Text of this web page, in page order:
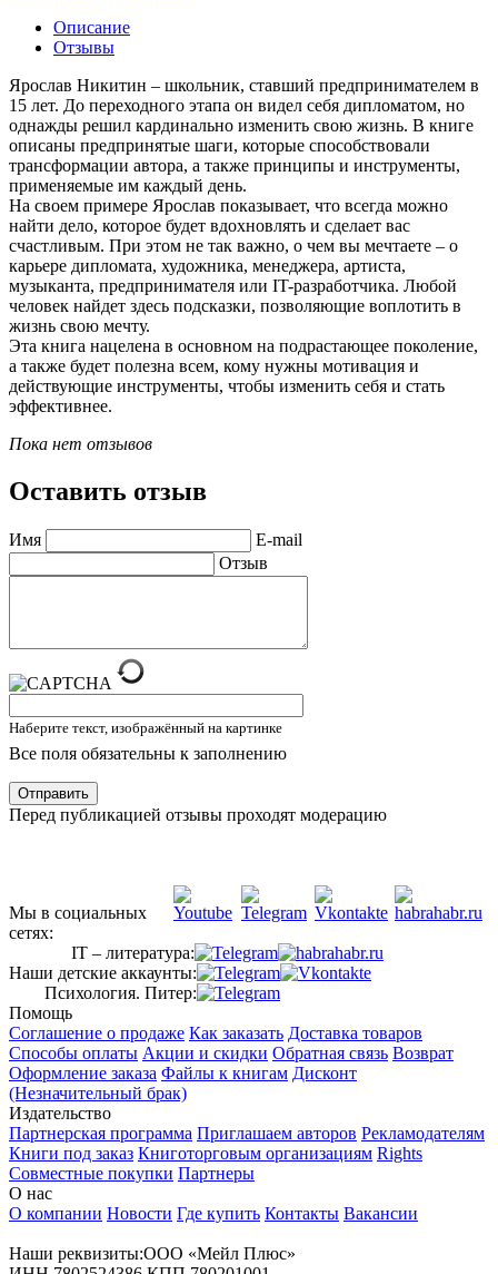
Описание
Отзывы
Ярослав Никитин – школьник, ставший предпринимателем в
15 лет. До переходного этапа он видел себя дипломатом, но
однажды решил кардинально изменить свою жизнь. В книге
описаны предпринятые шаги, которые способствовали
трансформации автора, а также принципы и инструменты,
применяемые им каждый день.
На своем примере Ярослав показывает, что всегда можно
найти дело, которое будет вдохновлять и сделает вас
счастливым. При этом не так важно, о чем вы мечтаете – о
карьере дипломата, художника, менеджера, артиста,
музыканта, предпринимателя или IT-разработчика. Любой
человек найдет здесь подсказки, позволяющие воплотить в
жизнь свою мечту.
Эта книга нацелена в основном на подрастающее поколение,
а также будет полезна всем, кому нужны мотивация и
действующие инструменты, чтобы изменить себя и стать
эффективнее.
Пока нет отзывов
Оставить отзыв
Имя
E-mail
Отзыв
Наберите текст, изображённый на картинке
Все поля обязательны к заполнению
Отправить
Перед публикацией отзывы проходят модерацию
Мы в социальных
сетях:
IT – литература:
Наши детские аккаунты:
Психология. Питер:
Помощь
Соглашение о продаже Как заказать Доставка товаров
Способы оплаты Акции и скидки Обратная связь Возврат
Оформление заказа Файлы к книгам Дисконт
(Незначительный брак)
Издательство
Партнерская программа Приглашаем авторов Рекламодателям
Книги под заказ Книготорговым организациям Rights
Совместные покупки Партнеры
О нас
О компании Новости Где купить Контакты Вакансии
Наши реквизиты:ООО «Мейл Плюс»